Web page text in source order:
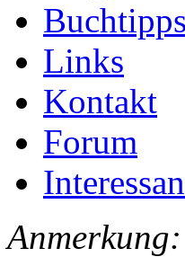
Buchtipps
Links
Kontakt
Forum